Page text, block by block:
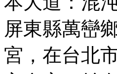
屏東縣萬巒
宮，在台北